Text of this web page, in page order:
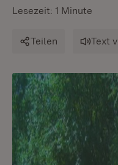
Lesezeit: 1 Minute
Teilen Text